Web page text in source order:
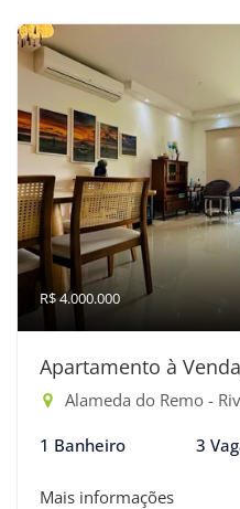
R$ 4.000.000
Apartamento à
Alameda do Remo -
1 Banheiro 3
Mais informações